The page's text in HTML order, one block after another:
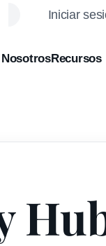
Iniciar
Recursos